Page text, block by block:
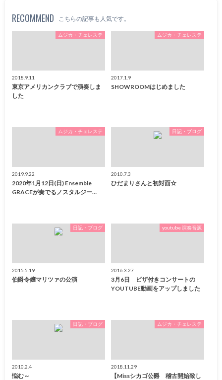
RECOMMEND こちらの記事も人気です。
ムジカ・チェレステ
2018.9.11
東京アメリカンクラブで演奏しま
した
ムジカ・チェレステ
2017.1.9
SHOWROOMはじめました
ムジカ・チェレステ
2019.9.22
2020年1月12日(日) Ensemble
GRACEが奏でるノスタルジー…
日記・ブログ
2010.7.3
ひだまりさんと初対面☆
日記・ブログ
2015.5.19
伯爵令嬢マリツァの公演
youtube 演奏音源
2016.3.27
3月6日 ピザ付きコンサートの
YOUTUBE動画をアップしました
日記・ブログ
2010.2.4
悩む～
ムジカ・チェレステ
2018.11.29
【Missシカゴ公爵 稽古開始致し